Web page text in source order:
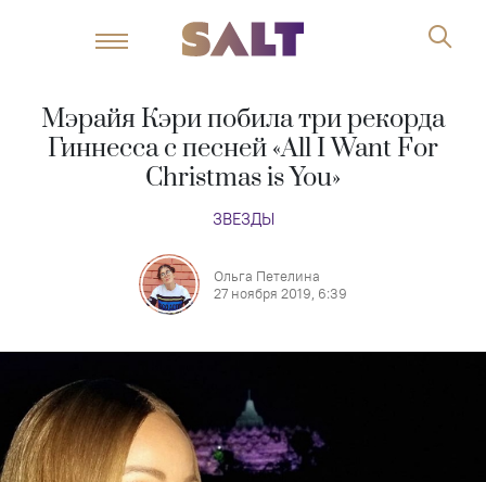
Мэрайя Кэри побила три рекорда
Гиннесса с песней «All I Want For
Christmas is You»
ЗВЕЗДЫ
Ольга Петелина
27 ноября 2019, 6:39